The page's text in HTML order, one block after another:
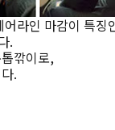
어라인 마감이 특징
.
깎이로,
.